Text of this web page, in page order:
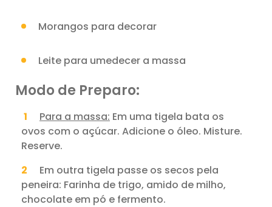
Morangos para decorar
Leite para umedecer a massa
Modo de Preparo:
Para a massa: Em uma tigela bata os
ovos com o açúcar. Adicione o óleo. Misture.
Reserve.
Em outra tigela passe os secos pela
peneira: Farinha de trigo, amido de milho,
chocolate em pó e fermento.